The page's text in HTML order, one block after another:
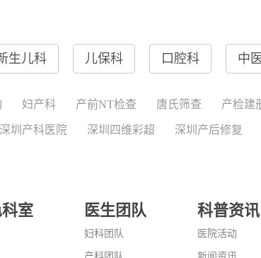
生儿科 儿保科 口腔科 中
妇产科 产前NT检查 唐氏筛查 产检建
深圳产科医院 深圳四维彩超 深圳产后修复
室 医生团队
妇科团队
科普资讯
医院活动